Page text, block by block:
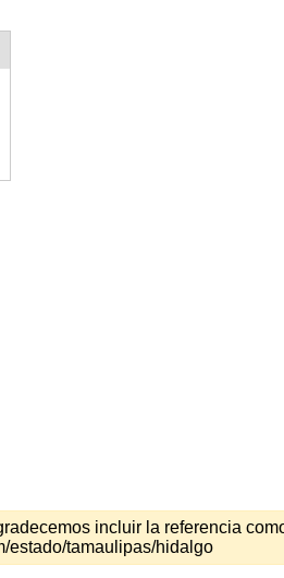
incluir la referencia
estado/tamaulipas/hidalgo